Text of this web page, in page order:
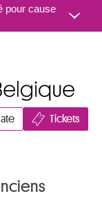
pour cause
Tickets